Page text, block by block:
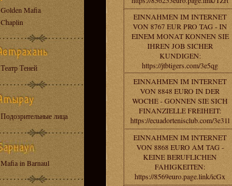
Golden Mafia
Chaplin
Театр Теней
Подозрительные лица
Mafia in Barnaul
EINNAHMEN IM INTERNET
VON 8767 EUR PRO TAG - IN
EINEM MONAT KONNEN SIE
IHREN JOB SICHER
KUNDIGEN:
https://jtbtigers.com/3e5qg
EINNAHMEN IM INTERNET
VON 8848 EURO IN DER
WOCHE - GONNEN SIE SICH
FINANZIELLE FREIHEIT:
https://ecuadortenisclub.com/3e31l
EINNAHMEN IM INTERNET
VON 8868 EURO AM TAG -
KEINE BERUFLICHEN
FAHIGKEITEN:
https://8569euro.page.link/icGx